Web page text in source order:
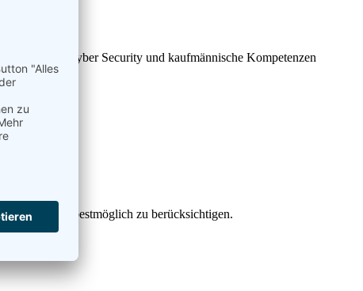
Cyber Security und kaufmännische Kompetenzen
Bedürfnisse bestmöglich zu berücksichtigen.